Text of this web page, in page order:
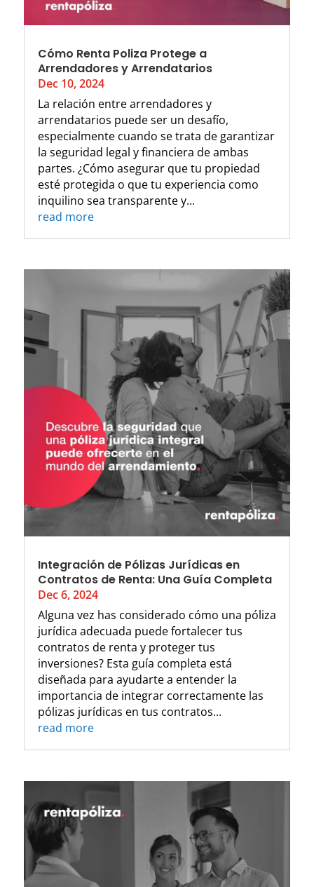
Cómo Renta Poliza Protege a
Arrendadores y Arrendatarios
Dec 10, 2024
La relación entre arrendadores y
arrendatarios puede ser un desafío,
especialmente cuando se trata de garantizar
la seguridad legal y financiera de ambas
partes. ¿Cómo asegurar que tu propiedad
esté protegida o que tu experiencia como
inquilino sea transparente y...
read more
Integración de Pólizas Jurídicas en
Contratos de Renta: Una Guía Completa
Dec 6, 2024
Alguna vez has considerado cómo una póliza
jurídica adecuada puede fortalecer tus
contratos de renta y proteger tus
inversiones? Esta guía completa está
diseñada para ayudarte a entender la
importancia de integrar correctamente las
pólizas jurídicas en tus contratos...
read more